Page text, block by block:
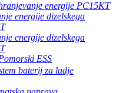
energije PC15KT
energije dizelskega
energije dizelskega
ESS
baterij za ladje